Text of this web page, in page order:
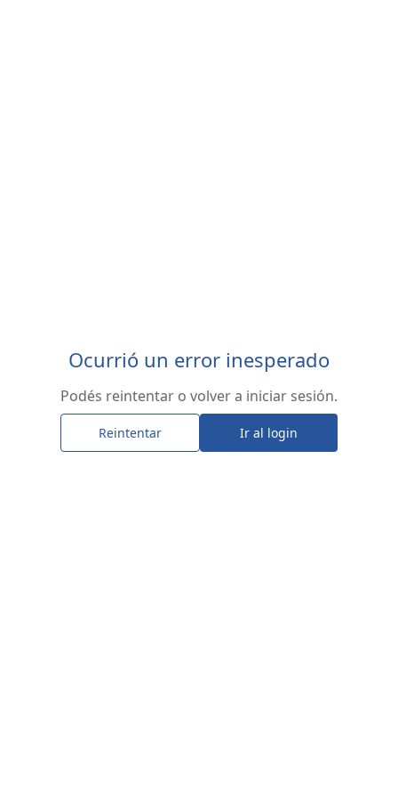
Ocurrió un error inesperado
Podés reintentar o volver a iniciar sesión.
Reintentar Ir al login